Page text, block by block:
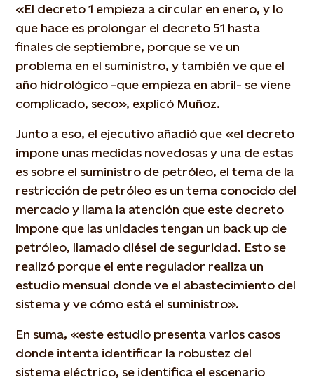
«El decreto 1 empieza a circular en enero, y lo
que hace es prolongar el decreto 51 hasta
finales de septiembre, porque se ve un
problema en el suministro, y también ve que el
año hidrológico -que empieza en abril- se viene
complicado, seco», explicó Muñoz.
Junto a eso, el ejecutivo añadió que «el decreto
impone unas medidas novedosas y una de estas
es sobre el suministro de petróleo, el tema de la
restricción de petróleo es un tema conocido del
mercado y llama la atención que este decreto
impone que las unidades tengan un back up de
petróleo, llamado diésel de seguridad. Esto se
realizó porque el ente regulador realiza un
estudio mensual donde ve el abastecimiento del
sistema y ve cómo está el suministro».
En suma, «este estudio presenta varios casos
donde intenta identificar la robustez del
sistema eléctrico, se identifica el escenario